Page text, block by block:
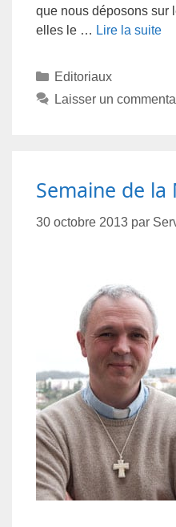
que nous déposons sur
elles le … Lire la suite
Editoriaux
Laisser un
Semaine de la
30 octobre 2013 par